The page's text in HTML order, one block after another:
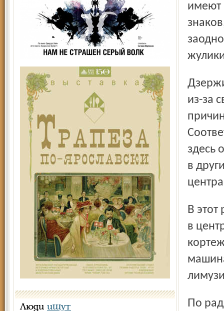
Люди ищут
имеют
Дзержинский же район занимает второе место не столько
из-за
здесь
в
В этот раз наш экипаж вневедомственной охраны поехал
в
По радиостанции передают, что в продовольственном